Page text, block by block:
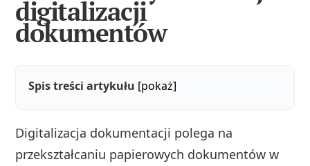
digitalizacji
dokumentów
Spis treści artykułu [pokaż]
Digitalizacja dokumentacji polega na
przekształcaniu papierowych dokumentów w